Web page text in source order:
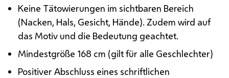
Keine Tätowierungen im sichtbaren Bereich
(Nacken, Hals, Gesicht, Hände). Zudem wird auf
das Motiv und die Bedeutung geachtet.
Mindestgröße 168 cm (gilt für alle Geschlechter)
Positiver Abschluss eines schriftlichen